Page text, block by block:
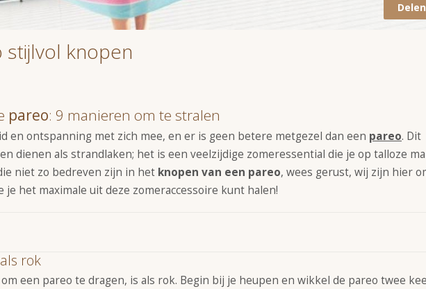
Delen
stijlvol knopen
pareo: 9 manieren om te stralen
en ontspanning met zich mee, en er is geen betere metgezel dan een pareo. Dit
dienen als strandlaken; het is een veelzijdige zomeressential die je op talloze
niet zo bedreven zijn in het knopen van een pareo, wees gerust, wij zijn hier
het maximale uit deze zomeraccessoire kunt halen!
rok
een pareo te dragen, is als rok. Begin bij je heupen en wikkel de pareo twee